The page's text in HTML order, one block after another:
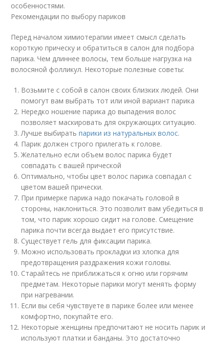
особенностями.
Рекомендации по выбору париков
Перед началом химиотерапии имеет смысл сделать
короткую прическу и обратиться в салон для подбора
парика. Чем длиннее волосы, тем больше нагрузка на
волосяной фолликул. Некоторые полезные советы:
Возьмите с собой в салон своих близких людей. Они
помогут вам выбрать тот или иной вариант парика
Нередко ношение парика до выпадения волос
позволяет маскировать для окружающих ситуацию.
Лучше выбиратьпарики из натуральных волос.
Парик должен строго прилегать к голове.
Желательно если объем волос парика будет
совпадать с вашей прической
Оптимально, чтобы цвет волос парика совпадал с
цветом вашей прически.
При примерке парика надо покачать головой в
стороны, наклониться. Это позволит вам убедиться в
том, что парик хорошо сидит на голове. Смещение
парика почти всегда выдает его присутствие.
Существует гель для фиксации парика.
Можно использовать прокладки из хлопка для
предотвращения раздражения кожи головы.
Старайтесь не приближаться к огню или горячим
предметам. Некоторые парики могут менять форму
при нагревании.
Если вы себя чувствуете в парике более или менее
комфортно, покупайте его.
Некоторые женщины предпочитают не носить парик и
используют платки и банданы. Это достаточно